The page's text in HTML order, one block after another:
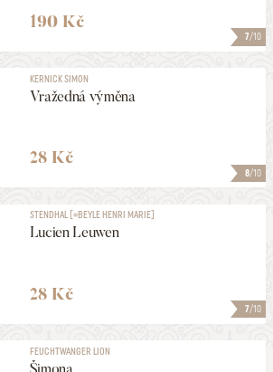
7/10
190 Kč
8/10
KERNICK SIMON
Vražedná výměna
28 Kč
7/10
STENDHAL [=BEYLE HENRI MARIE]
Lucien Leuwen
28 Kč
FEUCHTWANGER LION